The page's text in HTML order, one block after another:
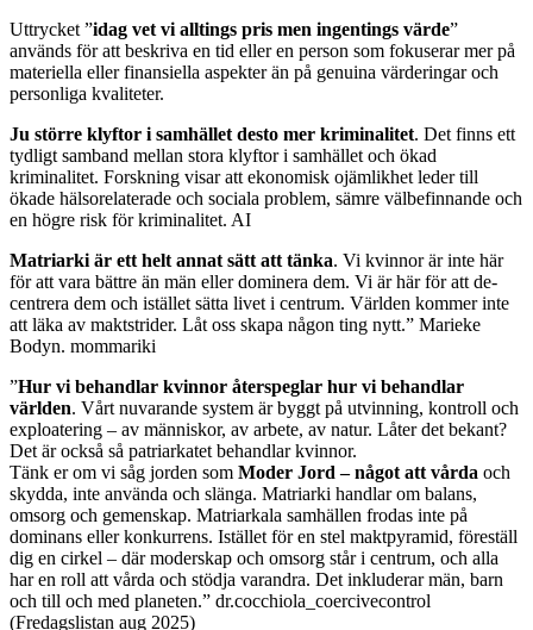
Uttrycket ”idag vet vi alltings pris men ingentings värde”
används för att beskriva en tid eller en person som fokuserar mer på
materiella eller finansiella aspekter än på genuina värderingar och
personliga kvaliteter.
Ju större klyftor i samhället desto mer kriminalitet. Det finns ett
tydligt samband mellan stora klyftor i samhället och ökad
kriminalitet. Forskning visar att ekonomisk ojämlikhet leder till
ökade hälsorelaterade och sociala problem, sämre välbefinnande och
en högre risk för kriminalitet. AI
Matriarki är ett helt annat sätt att tänka. Vi kvinnor är inte här
för att vara bättre än män eller dominera dem. Vi är här för att de-
centrera dem och istället sätta livet i centrum. Världen kommer inte
att läka av maktstrider. Låt oss skapa någon ting nytt.” Marieke
Bodyn. mommariki
”Hur vi behandlar kvinnor återspeglar hur vi behandlar
världen. Vårt nuvarande system är byggt på utvinning, kontroll och
exploatering – av människor, av arbete, av natur. Låter det bekant?
Det är också så patriarkatet behandlar kvinnor.
Tänk er om vi såg jorden som Moder Jord – något att vårda och
skydda, inte använda och slänga. Matriarki handlar om balans,
omsorg och gemenskap. Matriarkala samhällen frodas inte på
dominans eller konkurrens. Istället för en stel maktpyramid, föreställ
dig en cirkel – där moderskap och omsorg står i centrum, och alla
har en roll att vårda och stödja varandra. Det inkluderar män, barn
och till och med planeten.” dr.cocchiola_coercivecontrol
(Fredagslistan aug 2025)